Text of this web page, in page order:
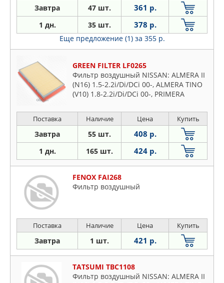
Завтра 47 шт. 361 р.
1 дн. 35 шт. 378 р.
Еще предложение (1) за 355 р.
GREEN FILTER LF0265
Фильтр воздушный NISSAN: ALMERA II
(N16) 1.5-2.2i/Di/DCi 00-, ALMERA TINO
(V10) 1.8-2.2i/Di/DCi 00-, PRIMERA
2.2i/Di/TD/DCi 91-
Поставка Наличие Цена Купить
Завтра 55 шт. 408 р.
1 дн. 165 шт. 424 р.
FENOX FAI268
Фильтр воздушный
Поставка Наличие Цена Купить
Завтра 1 шт. 421 р.
TATSUMI TBC1108
Фильтр воздушный NISSAN: ALMERA II